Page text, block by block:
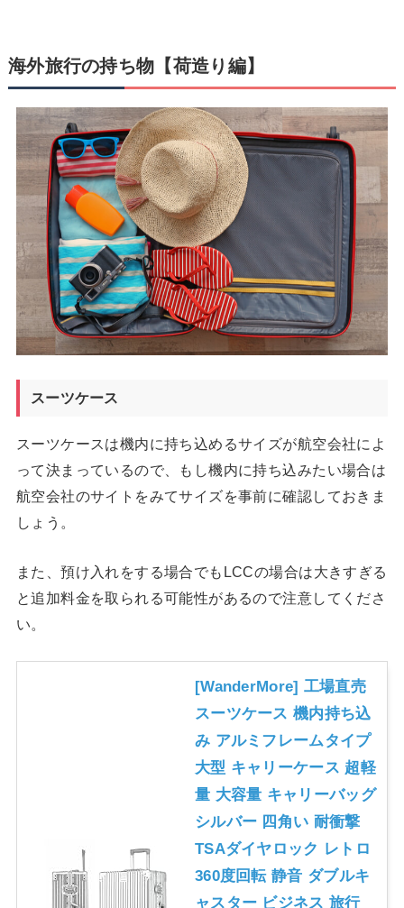
海外旅行の持ち物【荷造り編】
スーツケース
スーツケースは機内に持ち込めるサイズが航空会社によ
って決まっているので、もし機内に持ち込みたい場合は
航空会社のサイトをみてサイズを事前に確認しておきま
しょう。
また、預け入れをする場合でもLCCの場合は大きすぎる
と追加料金を取られる可能性があるので注意してくださ
い。
[WanderMore] 工場直売
スーツケース 機内持ち込
み アルミフレームタイプ
大型 キャリーケース 超軽
量 大容量 キャリーバッグ
シルバー 四角い 耐衝撃
TSAダイヤロック レトロ
360度回転 静音 ダブルキ
ャスター ビジネス 旅行